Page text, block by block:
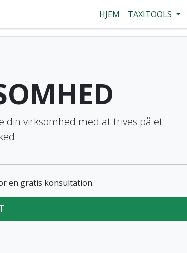
HJEM TAXITOOLS
din virksomhed med at trives på et
en gratis konsultation.